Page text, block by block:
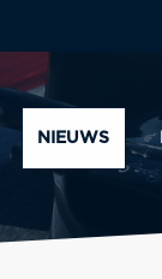
NIEUWS